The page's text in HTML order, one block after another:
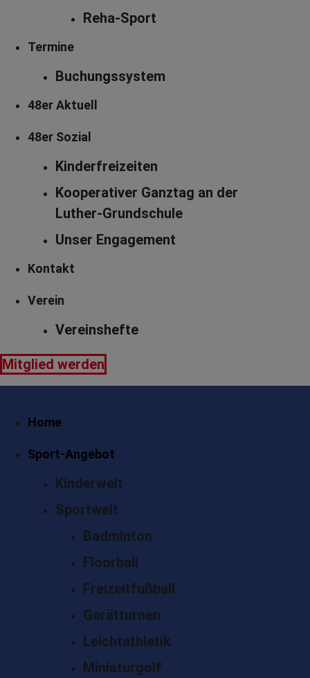
Reha-Sport
Termine
Buchungssystem
48er Aktuell
48er Sozial
Kinderfreizeiten
Kooperativer Ganztag an der
Luther-Grundschule
Unser Engagement
Kontakt
Verein
Vereinshefte
Mitglied werden
Home
Sport-Angebot
Kinderwelt
Sportwelt
Badminton
Floorball
Freizeitfußball
Gerätturnen
Leichtathletik
Miniaturgolf